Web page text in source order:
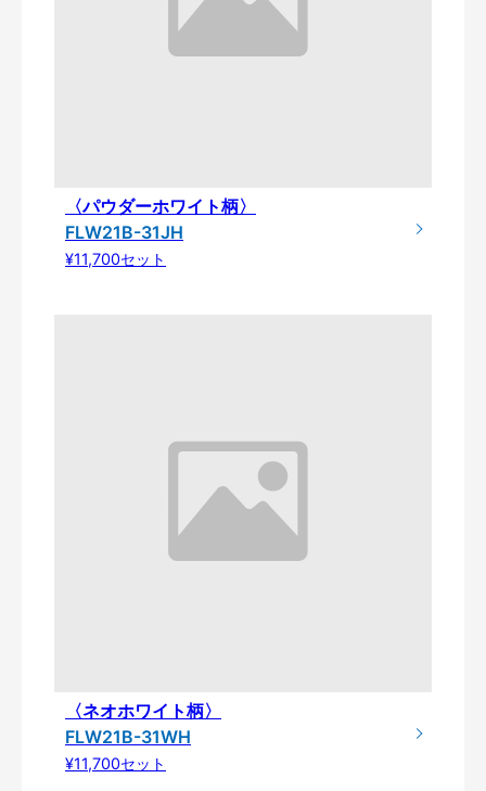
〈パウダーホワイト柄〉
FLW21B-31JH
¥11,700セット
〈ネオホワイト柄〉
FLW21B-31WH
¥11,700セット